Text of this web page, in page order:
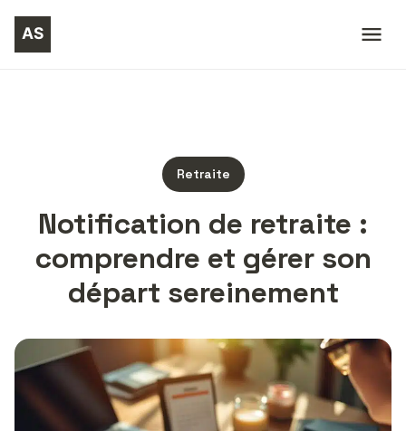
Retraite
Notification de retraite :
comprendre et gérer son
départ sereinement